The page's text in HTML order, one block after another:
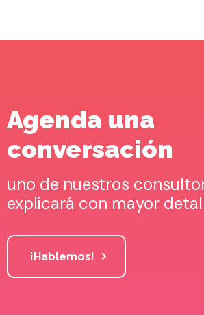
Agenda una
conversación
uno de nuestros
explicará con mayor
¡Hablemos!